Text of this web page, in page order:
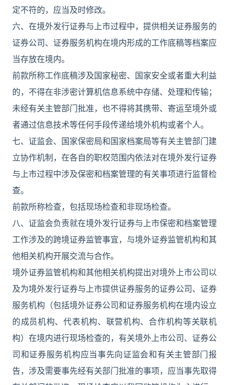
定不符的，应当及时修改。
六、在境外发行证券与上市过程中，提供相关证券服务的
证券公司、证券服务机构在境内形成的工作底稿等档案应
当存放在境内。
前款所称工作底稿涉及国家秘密、国家安全或者重大利益
的，不得在非涉密计算机信息系统中存储、处理和传输；
未经有关主管部门批准，也不得将其携带、寄运至境外或
者通过信息技术等任何手段传递给境外机构或者个人。
七、证监会、国家保密局和国家档案局等有关主管部门建
立协作机制，在各自的职权范围内依法对在境外发行证券
与上市过程中涉及保密和档案管理的有关事项进行监督检
查。
前款所称检查，包括现场检查和非现场检查。
八、证监会负责就在境外发行证券与上市保密和档案管理
工作涉及的跨境证券监管事宜，与境外证券监管机构和其
他相关机构开展交流与合作。
境外证券监管机构和其他相关机构提出对境外上市公司以
及为境外发行证券与上市提供证券服务的证券公司、证券
服务机构（包括境外证券公司和证券服务机构在境内设立
的成员机构、代表机构、联营机构、合作机构等关联机
构）在境内进行现场检查的，有关境外上市公司、证券公
司和证券服务机构应当事先向证监会和有关主管部门报
告，涉及需要事先经有关部门批准的事项，应当事先取得